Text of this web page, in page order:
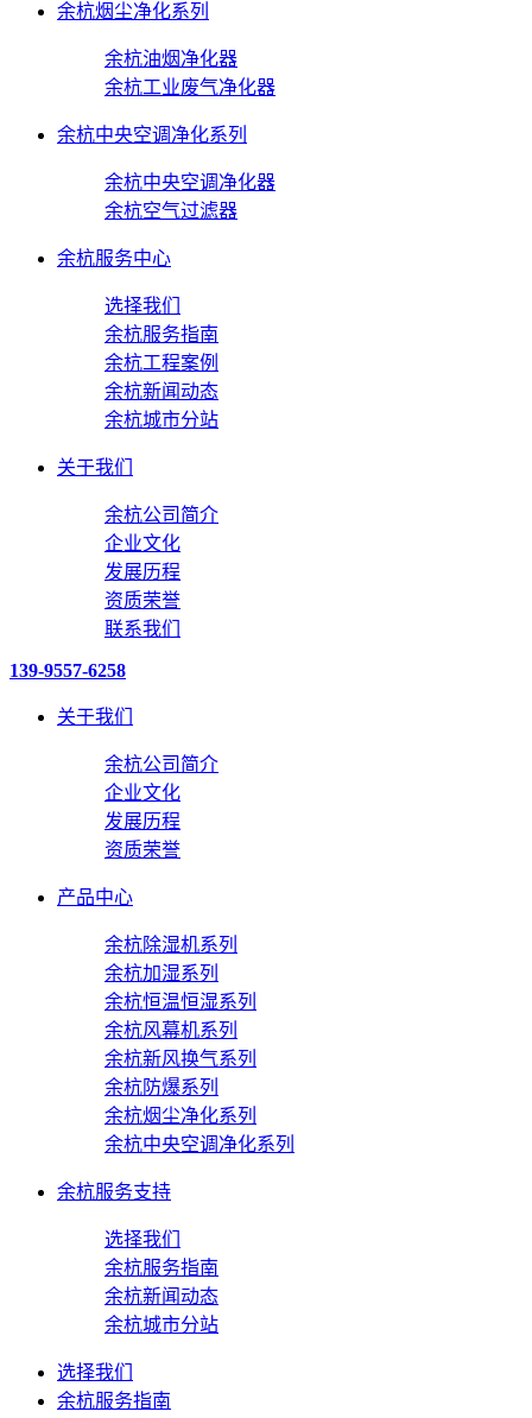
余杭烟尘净化系列
余杭油烟净化器
余杭工业废气净化器
余杭中央空调净化系列
余杭中央空调净化器
余杭空气过滤器
余杭服务中心
选择我们
余杭服务指南
余杭工程案例
余杭新闻动态
余杭城市分站
关于我们
余杭公司简介
企业文化
发展历程
资质荣誉
联系我们
139-9557-6258
关于我们
余杭公司简介
企业文化
发展历程
资质荣誉
产品中心
余杭除湿机系列
余杭加湿系列
余杭恒温恒湿系列
余杭风幕机系列
余杭新风换气系列
余杭防爆系列
余杭烟尘净化系列
余杭中央空调净化系列
余杭服务支持
选择我们
余杭服务指南
余杭新闻动态
余杭城市分站
选择我们
余杭服务指南